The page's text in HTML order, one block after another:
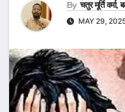
By चतुर मूर्ति वर्मा,
MAY 29,